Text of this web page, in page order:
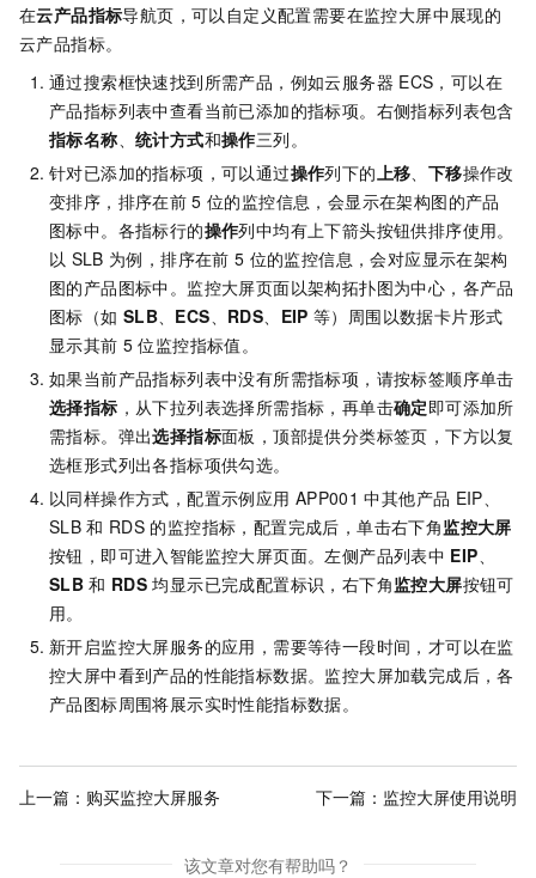
在云产品指标导航页，可以自定义配置需要在监控大屏中展现的
云产品指标。
通过搜索框快速找到所需产品，例如云服务器 ECS，可以在
产品指标列表中查看当前已添加的指标项。右侧指标列表包含
指标名称 、统计方式和操作三列。
针对已添加的指标项，可以通过操作列下的 上移 下移操作改
变排序，排序在前 5 位的监控信息，会显示在架构图的产品
图标中。各指标行的操作列中均有上下箭头按钮供排序使用。
以 SLB 为例，排序在前 5 位的监控信息，会对应显示在架构
图的产品图标中。监控大屏页面以架构拓扑图为中心，各产品
图标（如 SLB ECS RDS EIP 等）周围以数据卡片形式
显示其前 5 位监控指标值。
如果当前产品指标列表中没有所需指标项，请按标签顺序单击
选择指标 ，从下拉列表选择所需指标，再单击确定即可添加所
需指标。弹出选择指标面板，顶部提供分类标签页，下方以复
选框形式列出各指标项供勾选。
以同样操作方式，配置示例应用 APP001 中其他产品 EIP、
SLB 和 RDS 的监控指标，配置完成后，单击右下角监控大屏
按钮，即可进入智能监控大屏页面。左侧产品列表中 EIP
SLB 和 RDS 均显示已完成配置标识，右下角监控大屏按钮可
用。
新开启监控大屏服务的应用，需要等待一段时间，才可以在监
控大屏中看到产品的性能指标数据。监控大屏加载完成后，各
产品图标周围将展示实时性能指标数据。
上一篇： 购买监控大屏服务 下一篇： 监控大屏使用说明
该文章对您有帮助吗？